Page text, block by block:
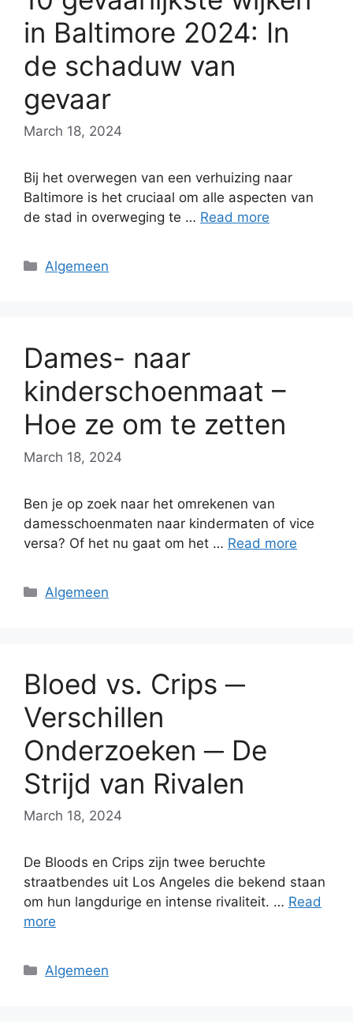
in Baltimore 2024: In
de schaduw van
gevaar
March 18, 2024
Bij het overwegen van een verhuizing naar
Baltimore is het cruciaal om alle aspecten van
de stad in overweging te … Read more
Categories
Algemeen
Dames- naar
kinderschoenmaat –
Hoe ze om te zetten
March 18, 2024
Ben je op zoek naar het omrekenen van
damesschoenmaten naar kindermaten of vice
versa? Of het nu gaat om het … Read more
Categories
Algemeen
Bloed vs. Crips ─
Verschillen
Onderzoeken ─ De
Strijd van Rivalen
March 18, 2024
De Bloods en Crips zijn twee beruchte
straatbendes uit Los Angeles die bekend staan
om hun langdurige en intense rivaliteit. … Read
more
Categories
Algemeen